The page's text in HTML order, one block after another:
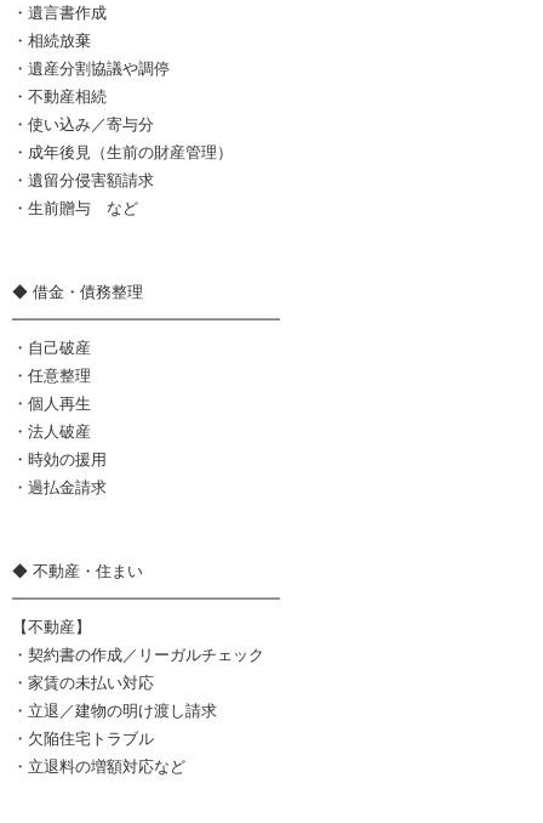
・遺言書作成
・相続放棄
・遺産分割協議や調停
・不動産相続
・使い込み／寄与分
・成年後見（生前の財産管理）
・遺留分侵害額請求
・生前贈与 など
◆ 借金・債務整理
━━━━━━━━━━━━━━━━━
・自己破産
・任意整理
・個人再生
・法人破産
・時効の援用
・過払金請求
◆ 不動産・住まい
━━━━━━━━━━━━━━━━━
【不動産】
・契約書の作成／リーガルチェック
・家賃の未払い対応
・立退／建物の明け渡し請求
・欠陥住宅トラブル
・立退料の増額対応など